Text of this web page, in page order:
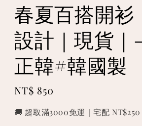
春夏百搭開衫
設計｜現貨
正韓#韓國製
Regular
NT$ 850
🚚 超取滿3000免運｜宅配 NT$250